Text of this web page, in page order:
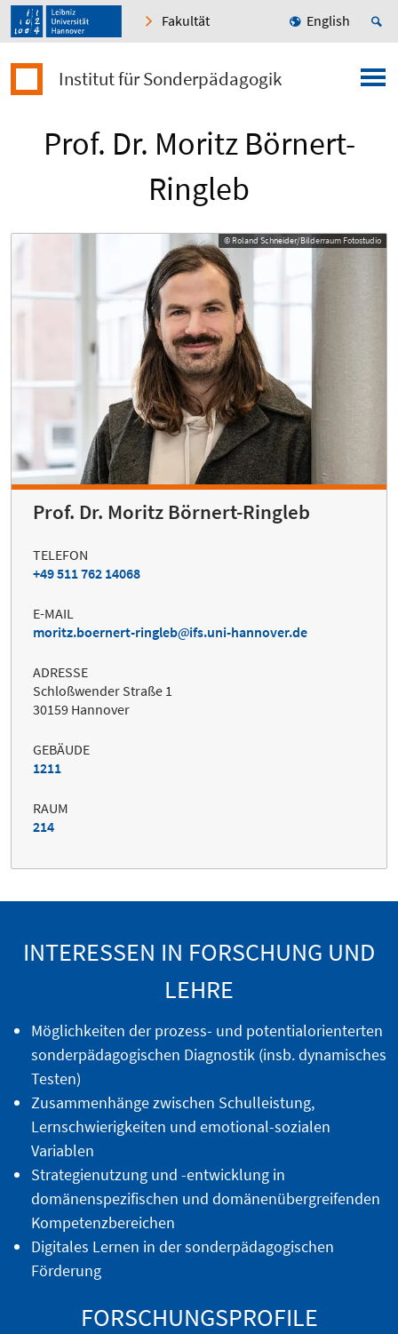
Fakultät English
Institut für Sonderpädagogik
Prof. Dr. Moritz Börnert-
Ringleb
© Roland Schneider/Bilderraum Fotostudio
Prof. Dr. Moritz Börnert-Ringleb
TELEFON
+49 511 762 14068
E-MAIL
moritz.boernert-ringleb
ifs.uni-hannover.de
ADRESSE
Schloßwender Straße 1
30159 Hannover
GEBÄUDE
1211
RAUM
214
INTERESSEN IN FORSCHUNG UND
LEHRE
Möglichkeiten der prozess- und potentialorienterten
sonderpädagogischen Diagnostik (insb. dynamisches
Testen)
Zusammenhänge zwischen Schulleistung,
Lernschwierigkeiten und emotional-sozialen
Variablen
Strategienutzung und -entwicklung in
domänenspezifischen und domänenübergreifenden
Kompetenzbereichen
Digitales Lernen in der sonderpädagogischen
Förderung
FORSCHUNGSPROFILE